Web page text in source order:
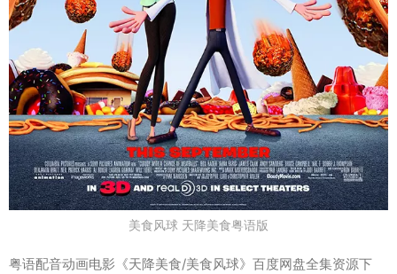
美食风球 天降美食粤语版
粤语配音动画电影《天降美食/美食风球》百度网盘全集资源下